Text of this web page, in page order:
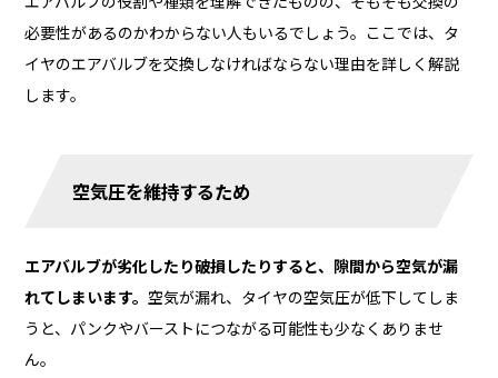
必要性があるのかわからない人もいるでしょう。ここでは、タ
イヤのエアバルブを交換しなければならない理由を詳しく解説
します。
空気圧を維持するため
エアバルブが劣化したり破損したりすると、隙間から空気が漏
れてしまいます。空気が漏れ、タイヤの空気圧が低下してしま
うと、パンクやバーストにつながる可能性も少なくありませ
ん。